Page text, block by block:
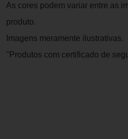
As cores podem variar entre as
produto.
Imagens meramente ilustrativas.
"Produtos com certificado de